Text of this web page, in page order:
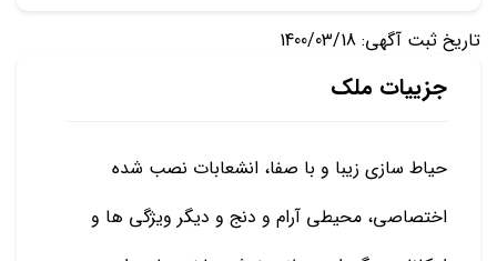
تاریخ ثبت آگهی: 1400/03/18
جزییات ملک
حیاط سازی زیبا و با صفا، انشعابات نصب شده
اختصاصی، محیطی آرام و دنج و دیگر ویژگی ها و